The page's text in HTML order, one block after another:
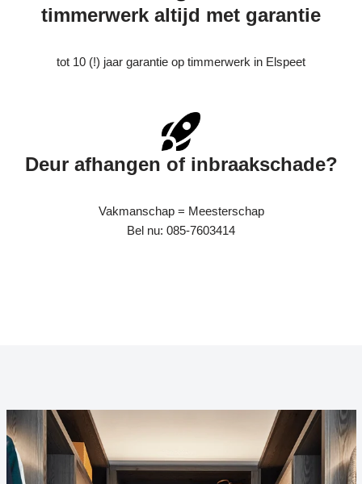
timmerwerk altijd met garantie
tot 10 (!) jaar garantie op timmerwerk in Elspeet
Deur afhangen of inbraakschade?
Vakmanschap = Meesterschap
Bel nu: 085-7603414